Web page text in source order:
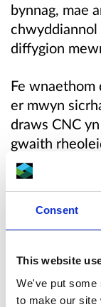
Consent
This website
We've put some
to make our site
bynnag, mae
chwyddiannol
diffygion
Fe
er mwyn
draws CNC
gwaith
gynaliadwy.
adolygiad
dechrau
Ffeiliau: